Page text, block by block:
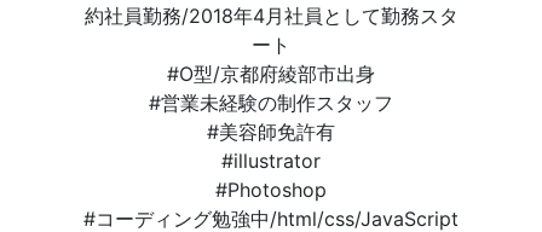
約社員勤務/2018年4月社員として勤務スタ
ート
#O型/京都府綾部市出身
#営業未経験の制作スタッフ
#美容師免許有
#illustrator
#Photoshop
#コーディング勉強中/html/css/JavaScript